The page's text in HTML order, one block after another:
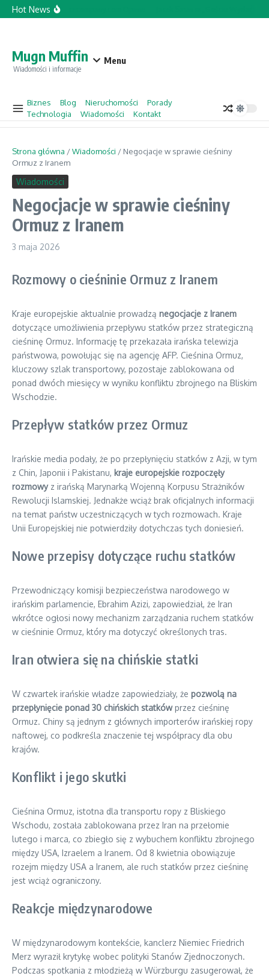
Przejdź do treści
Hot NewsTopforcecompany.com Opinie
Mugn Muffin
Wiadomości i informacje
Menu
Biznes Blog Nieruchomości
Porady
Technologia
Wiadomości Kontakt
Strona główna /Wiadomości / Negocjacje w sprawie cieśniny
Ormuz z Iranem
Wiadomości
Negocjacje w sprawie cieśniny
Ormuz z Iranem
3 maja 2026
Rozmowy o cieśninie Ormuz z Iranem
Kraje europejskie aktualnie prowadzą negocjacje z Iranem
dotyczące umożliwienia przepływu statków przez strategiczną
cieśninę Ormuz. Informację tę przekazała irańska telewizja
państwowa, powołując się na agencję AFP. Cieśnina Ormuz,
kluczowy szlak transportowy, pozostaje zablokowana od
ponad dwóch miesięcy w wyniku konfliktu zbrojnego na Bliskim
Wschodzie.
Przepływ statków przez Ormuz
Irańskie media podały, że po przepłynięciu statków z Azji, w tym
z Chin, Japonii i Pakistanu, kraje europejskie rozpoczęły
rozmowyz irańską Marynarką Wojenną Korpusu Strażników
Rewolucji Islamskiej. Jednakże wciąż brak oficjalnych informacji
na temat państw uczestniczących w tych rozmowach. Kraje
Unii Europejskiej nie potwierdziły dotychczas tych doniesień.
Nowe przepisy dotyczące ruchu statków
Przewodniczący komisji bezpieczeństwa narodowego w
irańskim parlamencie, Ebrahim Azizi, zapowiedział, że Iran
wkrótce ogłosi nowy mechanizm zarządzania ruchem statków
w cieśninie Ormuz, który ma dotyczyć określonych tras.
Iran otwiera się na chińskie statki
W czwartek irańskie władze zapowiedziały, że pozwolą na
przepłynięcie ponad 30 chińskich statkówprzez cieśninę
Ormuz. Chiny są jednym z głównych importerów irańskiej ropy
naftowej, co podkreśla znaczenie tej współpracy dla obu
krajów.
Konflikt i jego skutki
Cieśnina Ormuz, istotna dla transportu ropy z Bliskiego
Wschodu, została zablokowana przez Iran na przełomie
lutego i marca, co zbiegło się z wybuchem konfliktu zbrojnego
między USA, Izraelem a Iranem. Od 8 kwietnia obowiązuje
rozejm między USA a Iranem, ale ruch statków przez cieśninę
jest wciąż ograniczony.
Reakcje międzynarodowe
W międzynarodowym kontekście, kanclerz Niemiec Friedrich
Merz wyraził krytykę wobec polityki Stanów Zjednoczonych.
Podczas spotkania z młodzieżą w Würzburgu zasugerował, że